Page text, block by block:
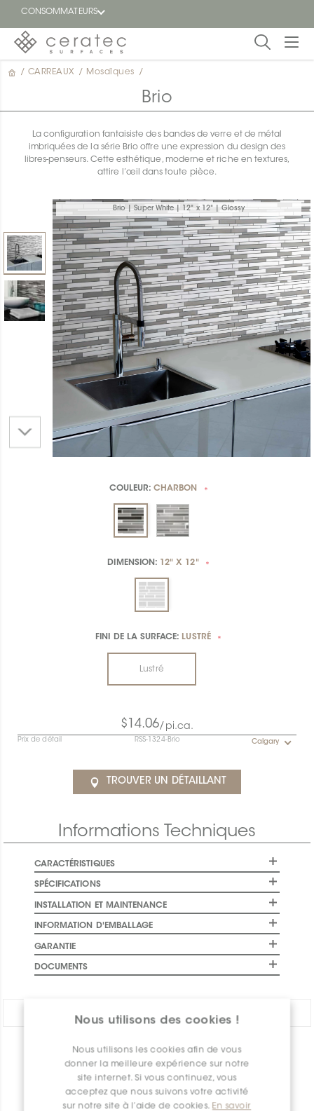
CONSOMMATEURS
En
Trouver
un
Nous utilisons des cookies !
Nous utilisons les cookies afin de vous
donner la meilleure expérience sur notre
site internet. Si vous continuez, vous
acceptez que nous suivons votre activité
sur notre site à l’aide de cookies. En savoir
/ CARREAUX / Mosaïques /
Brio
La configuration fantaisiste des bandes de verre et de métal
imbriquées de la série Brio offre une expression du design des
libres-penseurs. Cette esthétique, moderne et riche en textures,
attire l’œil dans toute pièce.
Brio | Super White | 12" x 12" | Glossy
COULEUR:CHARBON *
DIMENSION: 12" X 12" *
FINI DE LA SURFACE: LUSTRÉ *
Lustré
$14.06/pi.ca.
Prix de détail RSS-1324-Brio Calgary
TROUVER UN DÉTAILLANT
Informations Techniques
CARACTÉRISTIQUES
SPÉCIFICATIONS
INSTALLATION ET MAINTENANCE
INFORMATION D'EMBALLAGE
GARANTIE
DOCUMENTS
APERÇU DES PRODUITS